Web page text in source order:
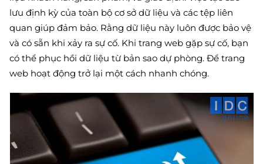
lưu định kỳ của toàn bộ cơ sở dữ liệu và các tệp liên
quan giúp đảm bảo. Rằng dữ liệu này luôn được bảo vệ
và có sẵn khi xảy ra sự cố. Khi trang web gặp sự cố, bạn
có thể phục hồi dữ liệu từ bản sao dự phòng. Để trang
web hoạt động trở lại một cách nhanh chóng.